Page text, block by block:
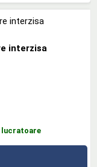
interzisa
lucratoare